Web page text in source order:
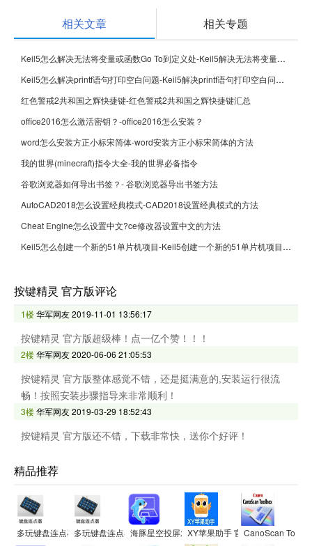
相关文章 相关专题
Keil5怎么解决无法将变量或函数Go To到定义处-Keil5解决无法将变量或函数Go To到定义处的方法
Keil5怎么解决printf语句打印空白问题-Keil5解决printf语句打印空白问题的方法
红色警戒2共和国之辉快捷键-红色警戒2共和国之辉快捷键汇总
office2016怎么激活密钥？-office2016怎么安装？
word怎么安装方正小标宋简体-word安装方正小标宋简体的方法
我的世界(minecraft)指令大全-我的世界必备指令
谷歌浏览器如何导出书签？- 谷歌浏览器导出书签方法
AutoCAD2018怎么设置经典模式-CAD2018设置经典模式的方法
Cheat Engine怎么设置中文?ce修改器设置中文的方法
Keil5怎么创建一个新的51单片机项目-Keil5创建一个新的51单片机项目的方法
按键精灵 官方版评论
1楼华军网友2019-11-01 13:56:17
按键精灵 官方版超级棒！点一亿个赞！！！
2楼华军网友2020-06-06 21:05:53
按键精灵 官方版整体感觉不错，还是挺满意的,安装运行很流
畅！按照安装步骤指导来非常顺利！
3楼华军网友2019-03-29 18:52:43
按键精灵 官方版还不错，下载非常快，送你个好评！
精品推荐
多玩键盘连点器多玩键盘连点器海豚星空投屏发送端XY苹果助手 官方电脑版
CanoScan